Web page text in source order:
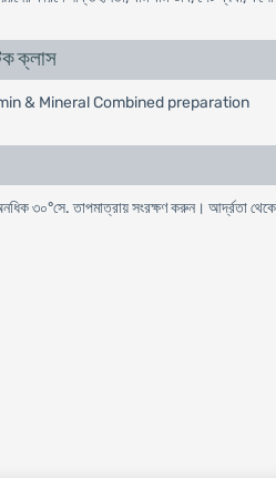
ক্লাস
& Mineral Combined preparation
৩০°সে. তাপমাত্রায় সংরক্ষণ করুন। আর্দ্রতা থেকে